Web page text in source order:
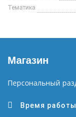
Тематика
Магазин
Персональный
Время